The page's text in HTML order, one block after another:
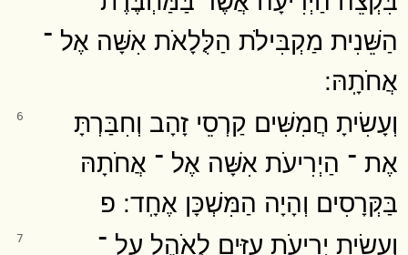
הַשֵּׁנִית מַקְבִּילֹת הַלֻּלָאֹת אִשָּׁה אֶל ־
אֲחֹתָֽהּ ׃
6
וְעָשִׂיתָ חֲמִשִּׁים קַרְסֵי זָהָב וְחִבַּרְתָּ
אֶת ־ הַיְרִיעֹת אִשָּׁה אֶל ־ אֲחֹתָהּ
בַּקְּרָסִים וְהָיָה הַמִּשְׁכָּן אֶחָֽד ׃ פ
7
וְעָשִׂיתָ יְרִיעֹת עִזִּים לְאֹהֶל עַל ־